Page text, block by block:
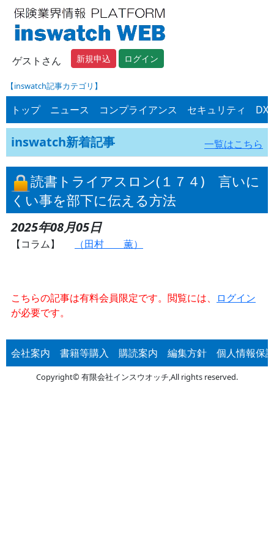
ゲストさん 新規申込 ログイン
【inswatch記事カテゴリ】
トップ ニュース コンプライアンス セキュリティ DX
inswatch新着記事 一覧はこちら
読書トライアスロン(１７４) 言いに
くい事を部下に伝える方法
2025年08月05日
【コラム】 （田村 薫）
こちらの記事は有料会員限定です。閲覧には、
ログイン
が必要です。
会社案内 書籍等購入 購読案内 編集方針 個人情報保
Copyright© 有限会社インスウオッチ,All rights reserved.